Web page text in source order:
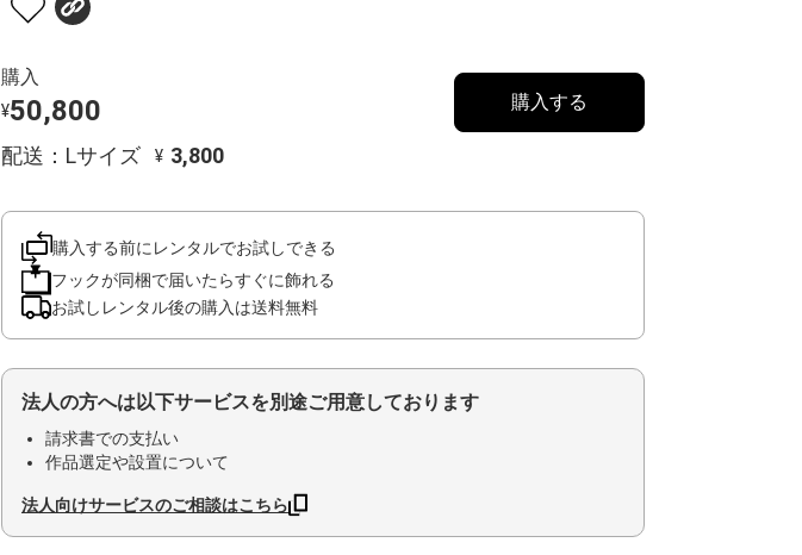
購入
¥50,800
配送：Lサイズ ¥ 3,800
購入する
購入する前にレンタルでお試しできる
フックが同梱で届いたらすぐに飾れる
お試しレンタル後の購入は送料無料
法人の方へは以下サービスを別途ご用意しております
請求書での支払い
作品選定や設置について
法人向けサービスのご相談はこちら